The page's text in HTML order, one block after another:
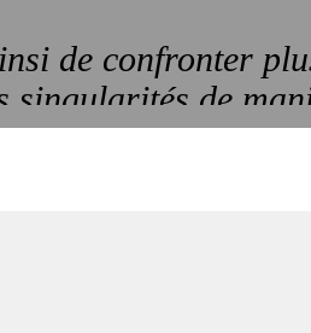
de confronter
singularités de
la notion de vérité.